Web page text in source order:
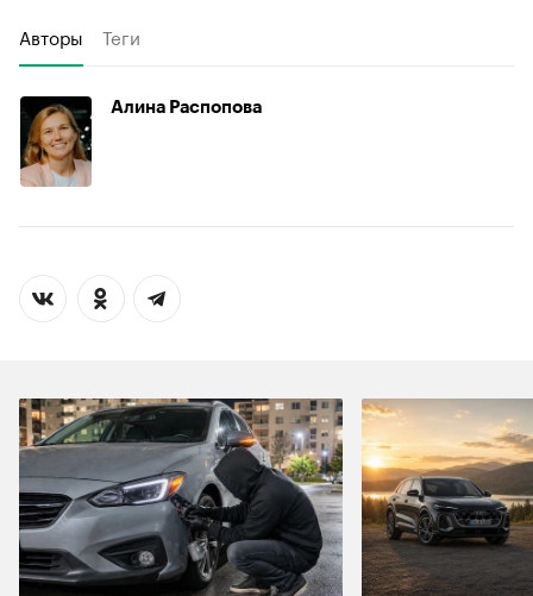
Авторы Теги
Алина Распопова